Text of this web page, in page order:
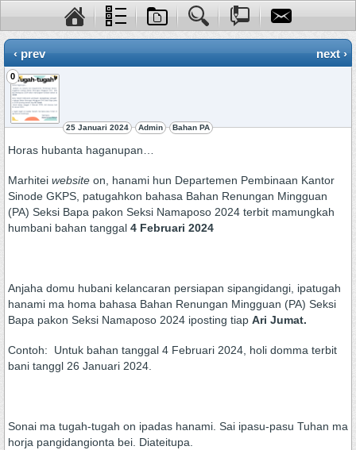
‹ prev next ›
0
25 Januari 2024 Admin Bahan PA
Horas hubanta haganupan…
Marhitei website on, hanami hun Departemen Pembinaan Kantor
Sinode GKPS, patugahkon bahasa Bahan Renungan Mingguan
(PA) Seksi Bapa pakon Seksi Namaposo 2024 terbit mamungkah
humbani bahan tanggal 4 Februari 2024
Anjaha domu hubani kelancaran persiapan sipangidangi, ipatugah
hanami ma homa bahasa Bahan Renungan Mingguan (PA) Seksi
Bapa pakon Seksi Namaposo 2024 iposting tiap Ari Jumat.
Contoh: Untuk bahan tanggal 4 Februari 2024, holi domma terbit
bani tanggl 26 Januari 2024.
Sonai ma tugah-tugah on ipadas hanami. Sai ipasu-pasu Tuhan ma
horja pangidangionta bei. Diateitupa.